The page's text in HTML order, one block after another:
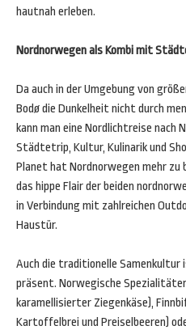
hautnah erleben.
Nordnorwegen als Kombi mit
Da auch in der Umgebung von
Bodø die Dunkelheit nicht durch
kann man eine Nordlichtreise
Städtetrip, Kultur, Kulinarik und
Planet hat Nordnorwegen mehr zu
das hippe Flair der beiden
in Verbindung mit zahlreichen
Haustür.
Auch die traditionelle Samenkultur
präsent. Norwegische
karamellisierter Ziegenkäse),
Kartoffelbrei und Preiselbeeren)